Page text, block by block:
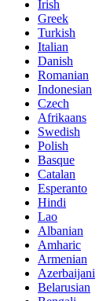
Irish
Greek
Turkish
Italian
Danish
Romanian
Indonesian
Czech
Afrikaans
Swedish
Polish
Basque
Catalan
Esperanto
Hindi
Lao
Albanian
Amharic
Armenian
Azerbaijani
Belarusian